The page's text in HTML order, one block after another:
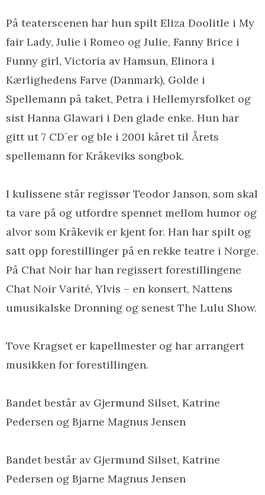
På teaterscenen har hun spilt Eliza Doolitle i My
fair Lady, Julie i Romeo og Julie, Fanny Brice i
Funny girl, Victoria av Hamsun, Elinora i
Kærlighedens Farve (Danmark), Golde i
Spellemann på taket, Petra i Hellemyrsfolket og
sist Hanna Glawari i Den glade enke. Hun har
gitt ut 7 CD´er og ble i 2001 kåret til Årets
spellemann for Kråkeviks songbok.
I kulissene står regissør Teodor Janson, som skal
ta vare på og utfordre spennet mellom humor og
alvor som Kråkevik er kjent for. Han har spilt og
satt opp forestillinger på en rekke teatre i Norge.
På Chat Noir har han regissert forestillingene
Chat Noir Varité, Ylvis – en konsert, Nattens
umusikalske Dronning og senest The Lulu Show.
Tove Kragset er kapellmester og har arrangert
musikken for forestillingen.
Bandet består av Gjermund Silset, Katrine
Pedersen og Bjarne Magnus Jensen
Bandet består av Gjermund Silset, Katrine
Pedersen og Bjarne Magnus Jensen